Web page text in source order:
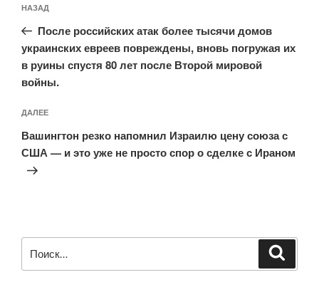
по
записям
Предыдущая
запись:
НАЗАД
После российских атак более тысячи домов
украинских евреев повреждены, вновь погружая их
в руины спустя 80 лет после Второй мировой
войны.
Следующая
запись
ДАЛЕЕ
Вашингтон резко напомнил Израилю цену союза с
США — и это уже не просто спор о сделке с Ираном